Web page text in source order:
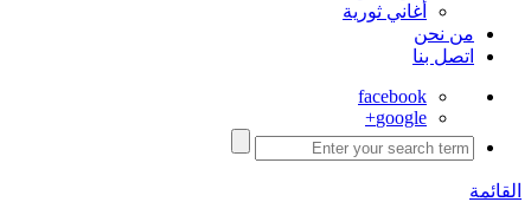
أغاني ثورية
من نحن
اتصل بنا
facebook
google+
القائمة